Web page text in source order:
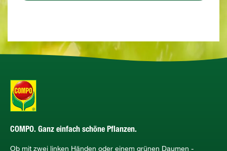
COMPO. Ganz einfach schöne Pflanzen.
Ob mit zwei linken Händen oder einem grünen Daumen -